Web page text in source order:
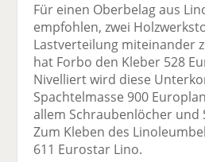
Für einen Oberbelag aus
empfohlen, zwei
Lastverteilung miteinander
hat Forbo den Kleber 528
Nivelliert wird diese
Spachtelmasse 900
allem Schraubenlöcher und
Zum Kleben des
611 Eurostar Lino.